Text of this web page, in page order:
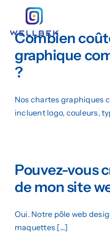
contenu
Création de Site Web
Marketing Digital
Design Graphique
L’agence
Demander un Devis
Combien
graphique
?
Nos chartes graphiques
incluent logo, couleurs,
Pouvez-vous
de mon site
Oui. Notre pôle web
maquettes [...]